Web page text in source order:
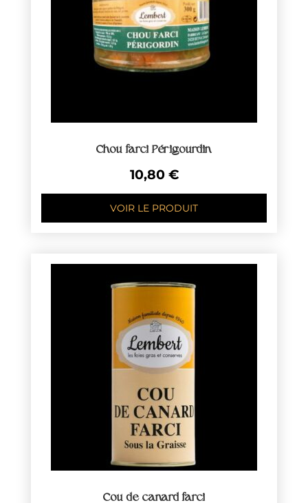
Chou farci Périgourdin
10,80 €
VOIR LE PRODUIT
Cou de canard farci